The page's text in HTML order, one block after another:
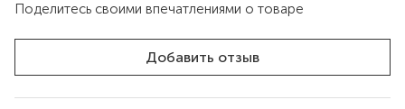
Поделитесь своими впечатлениями о товаре
Добавить отзыв